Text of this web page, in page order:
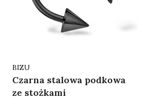
Czarna stalowa podkowa
ze stożkami
Producent
BIZU